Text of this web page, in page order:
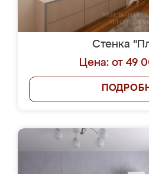
Стенка
Цена: от 49